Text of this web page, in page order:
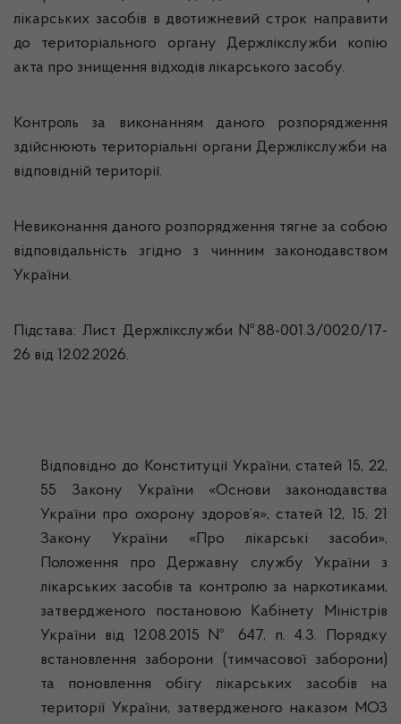
лікарських засобів в двотижневий строк направити
до територіального органу Держлікслужби копію
акта про знищення відходів лікарського засобу.
Контроль за виконанням даного розпорядження
здійснюють територіальні органи Держлікслужби на
відповідній території.
Невиконання даного розпорядження тягне за собою
відповідальність згідно з чинним законодавством
України.
Підстава: Лист Держлікслужби №88-001.3/002.0/17-
26 від 12.02.2026.
Відповідно до Конституції України, статей 15, 22,
55 Закону України «Основи законодавства
України про охорону здоров’я», статей 12, 15, 21
Закону України «Про лікарські засоби»,
Положення про Державну службу України з
лікарських засобів та контролю за наркотиками,
затвердженого постановою Кабінету Міністрів
України від 12.08.2015 № 647, п. 4.3. Порядку
встановлення заборони (тимчасової заборони)
та поновлення обігу лікарських засобів на
території України, затвердженого наказом МОЗ